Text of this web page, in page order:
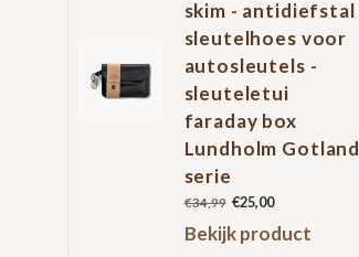
skim - antidiefstal
sleutelhoes voor
autosleutels -
sleuteletui
faraday box
Lundholm Gotland
serie
€34,99 €25,00
Bekijk product